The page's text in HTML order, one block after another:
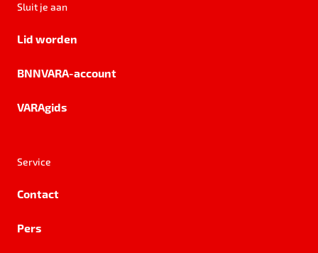
Sluit je aan
Lid worden
BNNVARA-account
VARAgids
Service
Contact
Pers